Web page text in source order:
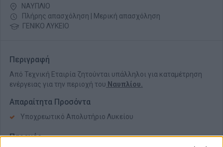
ΝΑΥΠΛΙΟ
Πλήρης απασχόληση | Μερική απασχόληση
ΓΕΝΙΚΟ ΛΥΚΕΙΟ
Περιγραφή
Από Τεχνική Εταιρία ζητούνται υπάλληλοι για καταμέτρηση
ενέργειας για την περιοχή του Ναυπλίου.
Απαραίτητα Προσόντα
Υποχρεωτικό Απολυτήριο Λυκείου
Παροχές